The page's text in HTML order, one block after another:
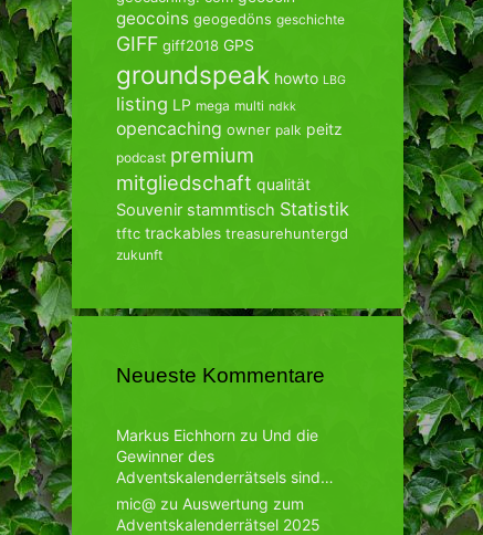
geocoins geogedöns geschichte
GIFF giff2018 GPS
groundspeak howto LBG
listing LP mega multi ndkk
opencaching owner palk peitz
podcast premium
mitgliedschaft qualität
Souvenir stammtisch Statistik
tftc trackables treasurehuntergd
zukunft
Neueste Kommentare
Markus Eichhorn zu Und die
Gewinner des
Adventskalenderrätsels sind…
mic@ zu Auswertung zum
Adventskalenderrätsel 2025